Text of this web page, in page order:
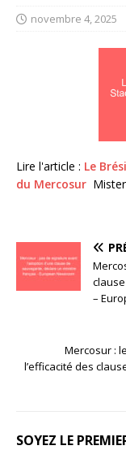
novembre 4, 2025
Lire l'article : Le
du Mercosur
–
Mercosur :
l’efficacité des
SOYEZ LE